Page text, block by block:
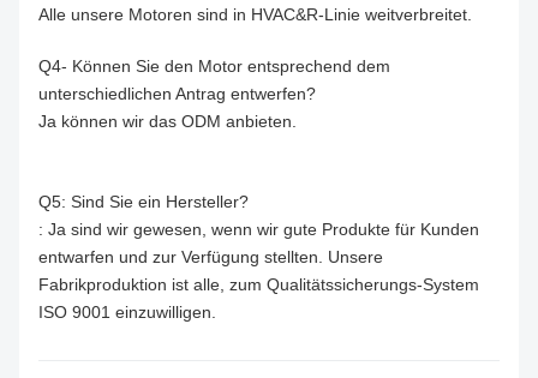
Alle unsere Motoren sind in HVAC&R-Linie weitverbreitet.
Q4- Können Sie den Motor entsprechend dem
unterschiedlichen Antrag entwerfen?
Ja können wir das ODM anbieten.
Q5: Sind Sie ein Hersteller?
: Ja sind wir gewesen, wenn wir gute Produkte für Kunden
entwarfen und zur Verfügung stellten. Unsere
Fabrikproduktion ist alle, zum Qualitätssicherungs-System
ISO 9001 einzuwilligen.